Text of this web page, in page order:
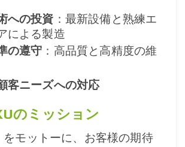
への投資 ：最新設備と熟練エ
による製造
の遵守 ：高品質と高精度の維
客ニーズへの対応
のミッション
をモットーに、お客様の期待